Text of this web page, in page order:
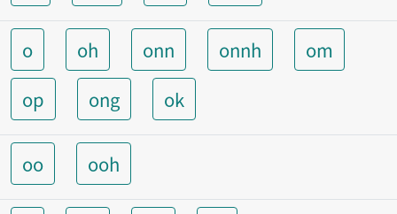
o oh onn onnh
om
op
ong ok
oo ooh